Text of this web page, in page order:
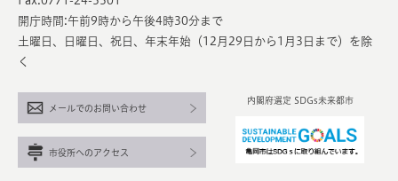
開庁時間:午前9時から午後4時30分まで
土曜日、日曜日、祝日、年末年始（12月29日から1月3日まで）を除
く
内閣府選定 SDGs未来都市
メールでのお問い合わせ
市役所へのアクセス